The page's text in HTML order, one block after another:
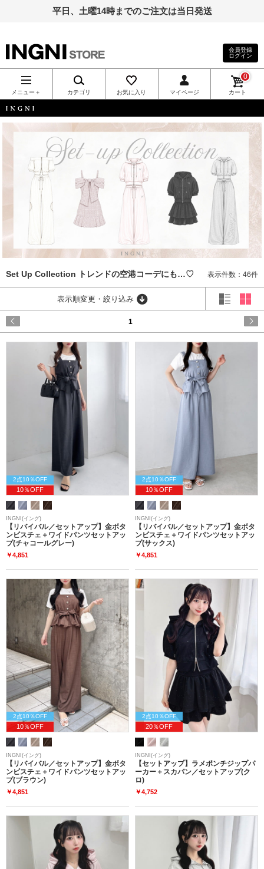
平日、土曜14時までのご注文は当日発送
INGNI（イン
グ）公式通
販｜INGNI
STORE
会員登録
ログイン
メニュー＋ カテゴリ お気に入り マイページ カート
0
INGNI
Set Up Collection トレンドの空港コーデにも…♡ 表示件数：46件
表示順変更・絞り込み
1
2点10％OFF
10％OFF
INGNI(イング)
【リバイバル／セットアップ】金ボタ
ンビスチェ＋ワイドパンツセットアッ
プ(チャコールグレー)
￥4,851
2点10％OFF
10％OFF
INGNI(イング)
【リバイバル／セットアップ】金ボタ
ンビスチェ＋ワイドパンツセットアッ
プ(サックス)
￥4,851
2点10％OFF
10％OFF
INGNI(イング)
【リバイバル／セットアップ】金ボタ
ンビスチェ＋ワイドパンツセットアッ
プ(ブラウン)
￥4,851
2点10％OFF
20％OFF
INGNI(イング)
【セットアップ】ラメポンチジップパ
ーカー＋スカパン／セットアップ(ク
ロ)
￥4,752